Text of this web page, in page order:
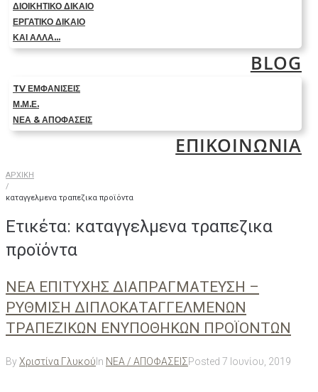
ΔΙΟΙΚΗΤΙΚΟ ΔΙΚΑΙΟ
ΕΡΓΑΤΙΚΟ ΔΙΚΑΙΟ
ΚΑΙ ΑΛΛΑ…
BLOG
TV ΕΜΦΑΝΙΣΕΙΣ
Μ.Μ.Ε.
ΝΕΑ & ΑΠΟΦΑΣΕΙΣ
ΕΠΙΚΟΙΝΩΝΙΑ
ΑΡΧΙΚΗ
/
καταγγελμενα τραπεζικα προϊόντα
Ετικέτα: καταγγελμενα τραπεζικα
προϊόντα
ΝΕΑ ΕΠΙΤΥΧΗΣ ΔΙΑΠΡΑΓΜΑΤΕΥΣΗ –
ΡΥΘΜΙΣΗ ΔΙΠΛΟΚΑΤΑΓΓΕΛΜΕΝΩΝ
ΤΡΑΠΕΖΙΚΩΝ ΕΝΥΠΟΘΗΚΩΝ ΠΡΟΪΟΝΤΩΝ
ByΧριστίνα Γλυκού In ΝΕΑ / ΑΠΟΦΑΣΕΙΣPosted 7 Ιουνίου, 2019